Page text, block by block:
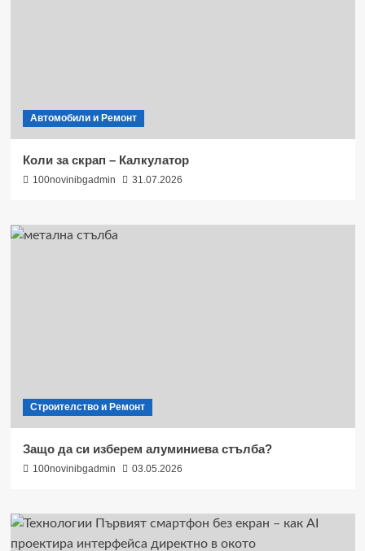
Автомобили и Ремонт
Коли за скрап – Калкулатор
100novinibgadmin 31.07.2026
Строителство и Ремонт
Защо да си изберем алуминиева стълба?
100novinibgadmin 03.05.2026